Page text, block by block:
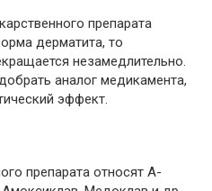
препарата
дерматита, то
незамедлительно.
аналог медикамента,
эффект.
препарата относят А-